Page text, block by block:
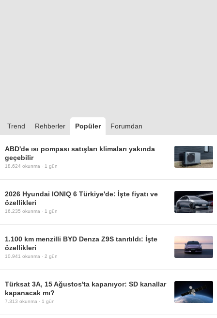
Trend Rehberler Popüler Forumdan
ABD'de ısı pompası satışları klimaları yakında
geçebilir
18.624 okunma · 1 gün
2026 Hyundai IONIQ 6 Türkiye'de: İşte fiyatı ve
özellikleri
16.235 okunma · 1 gün
1.100 km menzilli BYD Denza Z9S tanıtıldı: İşte
özellikleri
10.941 okunma · 2 gün
Türksat 3A, 15 Ağustos'ta kapanıyor: SD kanallar
kapanacak mı?
7.313 okunma · 1 gün